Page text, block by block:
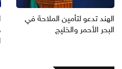
الهند تدعو لتأمين الملاحة في
البحر الأحمر والخليج